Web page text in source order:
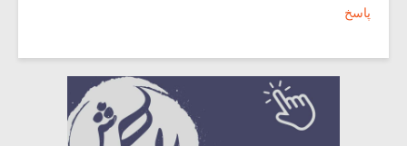
پاسخ